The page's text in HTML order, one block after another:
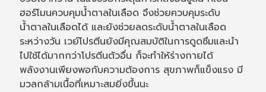
ฮอร์โมนควบคุมน้ำตาลในเลือด จึงช่วยควบคุมระดับ
น้ำตาลในเลือดได้ และยังช่วยลดระดับน้ำตาลในเลือด
ระหว่างวัน เวย์โปรตีนยังมีคุณสมบัติในการดูดซึมและนำ
ไปใช้ได้มากกว่าโปรตีนตัวอื่น ก็จะทำให้ร่างกายได้
พลังงานเพียงพอกับความต้องการ สุขภาพก็แข็งแรง มี
มวลกล้ามเนื้อที่เหมาะสมยิ่งขึ้นนะ